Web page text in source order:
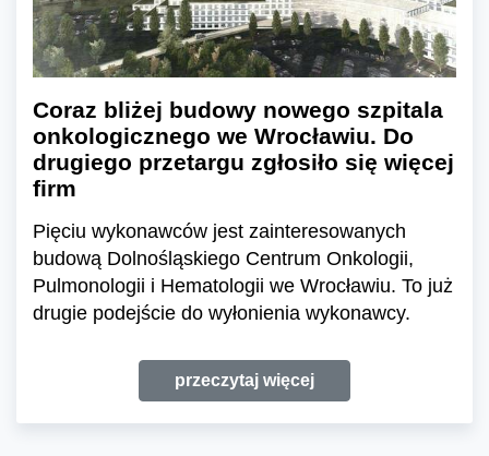
Coraz bliżej budowy nowego szpitala
onkologicznego we Wrocławiu. Do
drugiego przetargu zgłosiło się więcej
firm
Pięciu wykonawców jest zainteresowanych
budową Dolnośląskiego Centrum Onkologii,
Pulmonologii i Hematologii we Wrocławiu. To już
drugie podejście do wyłonienia wykonawcy.
przeczytaj więcej